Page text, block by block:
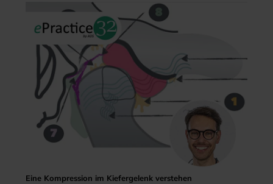
Eine Kompression im Kiefergelenk verstehen